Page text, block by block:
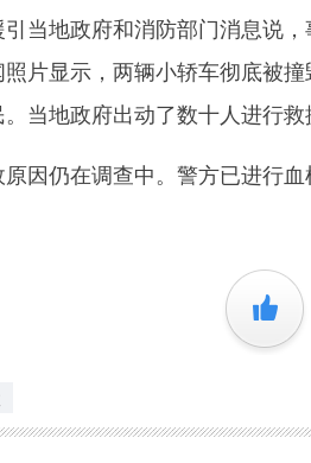
地政府和消防部门消息说，
片显示，两辆小轿车彻底被
当地政府出动了数十人进行救
仍在调查中。警方已进行血
+1